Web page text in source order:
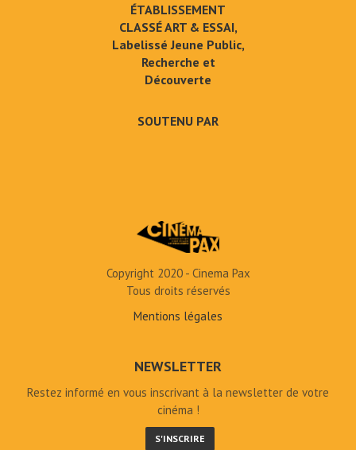
ÉTABLISSEMENT
CLASSÉ ART & ESSAI,
Labelissé Jeune Public,
Recherche et
Découverte
SOUTENU PAR
Copyright 2020 - Cinema Pax
Tous droits réservés
Mentions légales
NEWSLETTER
Restez informé en vous inscrivant à la newsletter de votre
cinéma !
S'INSCRIRE